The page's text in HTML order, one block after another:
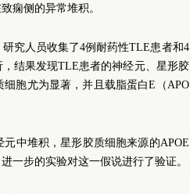
痫侧的异常堆积。
究人员收集了4例耐药性TLE患者和4
结果发现TLE患者的神经元、星形胶
胞尤为显著，并且载脂蛋白E（APO
中堆积，星形胶质细胞来源的APOE
一步的实验对这一假说进行了验证。